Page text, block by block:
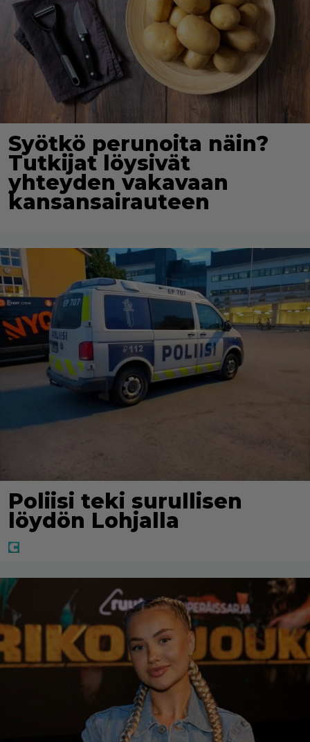
Syötkö perunoita näin?
Tutkijat löysivät
yhteyden vakavaan
kansansairauteen
Poliisi teki surullisen
löydön Lohjalla